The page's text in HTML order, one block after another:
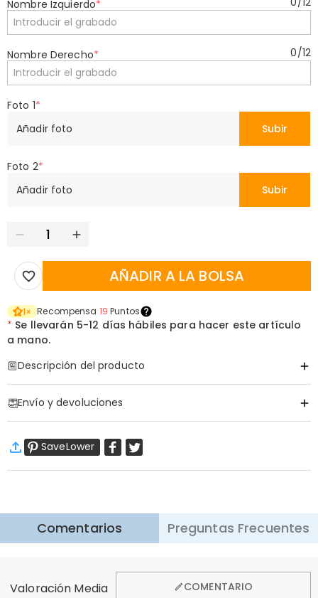
Nombre Izquierdo*
Nombre Derecho* 0/12
Foto 1*
Añadir foto
Subir
Foto 2*
Añadir foto
Subir
AÑADIR A LA BOLSA
1× Recompensa 19 Puntos
* Se llevarán 5-12 días hábiles para hacer este artículo
a mano.
Descripción del producto
Envío y devoluciones
Envío Estándar:9-18
Días Laborables
Saber más
por eso ofrecemos una política de devolución de 60 días.
SaveLower
Comentarios Preguntas Frecuentes
Valoración Media COMENTARIO